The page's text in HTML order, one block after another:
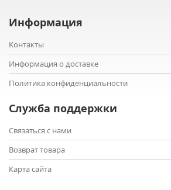
Информация
Контакты
Информация о доставке
Политика конфиденциальности
Служба поддержки
Связаться с нами
Возврат товара
Карта сайта